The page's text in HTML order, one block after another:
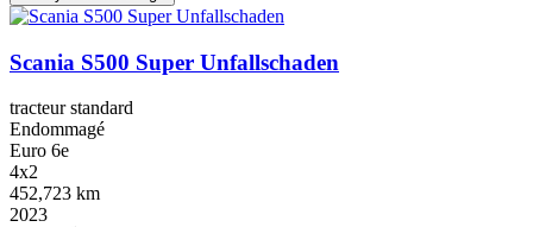
Scania S500 Super Unfallschaden
tracteur standard
Endommagé
Euro 6e
4x2
452,723 km
2023